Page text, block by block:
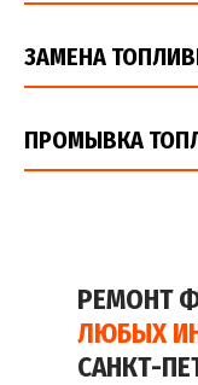
ЗАМЕНА
ПРОМЫВКА
РЕМОНТ
ЛЮБЫХ
САНКТ-